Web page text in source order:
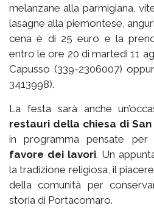
melanzane alla parmigiana,
lasagne alla piemontese,
cena è di 25 euro e la
entro le ore 20 di martedì 11
Capusso (339-2306007)
3413998).
La festa sarà anche
restauri della chiesa di San
in programma pensate per
favore dei lavori. Un
la tradizione religiosa, il
della comunità per
storia di Portacomaro.